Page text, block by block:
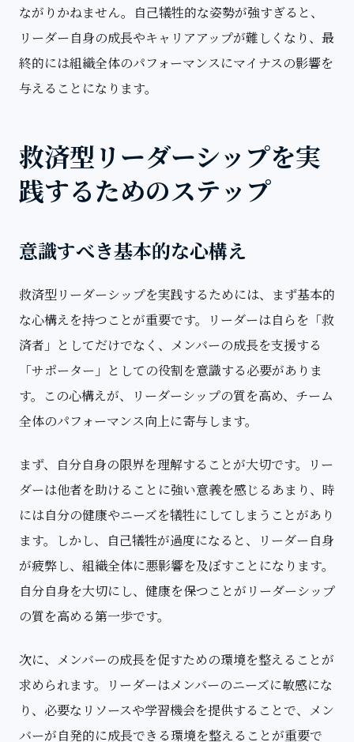
ながりかねません。自己犠牲的な姿勢が強すぎると、
リーダー自身の成長やキャリアアップが難しくなり、最
終的には組織全体のパフォーマンスにマイナスの影響を
与えることになります。
救済型リーダーシップを実
践するためのステップ
意識すべき基本的な心構え
救済型リーダーシップを実践するためには、まず基本的
な心構えを持つことが重要です。リーダーは自らを「救
済者」としてだけでなく、メンバーの成長を支援する
「サポーター」としての役割を意識する必要がありま
す。この心構えが、リーダーシップの質を高め、チーム
全体のパフォーマンス向上に寄与します。
まず、自分自身の限界を理解することが大切です。リー
ダーは他者を助けることに強い意義を感じるあまり、時
には自分の健康やニーズを犠牲にしてしまうことがあり
ます。しかし、自己犠牲が過度になると、リーダー自身
が疲弊し、組織全体に悪影響を及ぼすことになります。
自分自身を大切にし、健康を保つことがリーダーシップ
の質を高める第一歩です。
次に、メンバーの成長を促すための環境を整えることが
求められます。リーダーはメンバーのニーズに敏感にな
り、必要なリソースや学習機会を提供することで、メン
バーが自発的に成長できる環境を整えることが重要で